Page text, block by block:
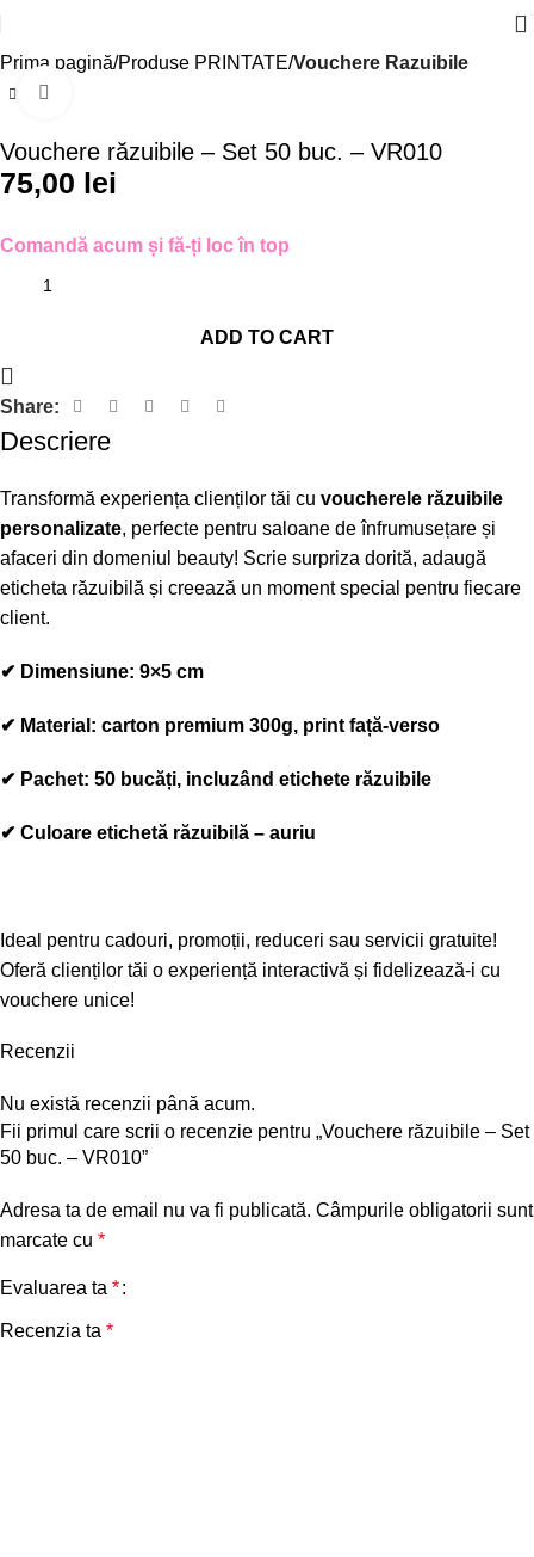
Prima pagină Produse PRINTATE Vouchere Razuibile
Vouchere răzuibile – Set 50 buc. – VR010
75,00 lei
Comandă acum și fă-ți loc în top
ADD TO CART
Share:
Descriere
Transformă experiența clienților tăi cu voucherele răzuibile
personalizate, perfecte pentru saloane de înfrumusețare și
afaceri din domeniul beauty! Scrie surpriza dorită, adaugă
eticheta răzuibilă și creează un moment special pentru fiecare
client.
✔ Dimensiune: 9×5 cm
✔ Material: carton premium 300g, print față-verso
✔ Pachet: 50 bucăți, incluzând etichete răzuibile
✔ Culoare etichetă răzuibilă – auriu
Ideal pentru cadouri, promoții, reduceri sau servicii gratuite!
Oferă clienților tăi o experiență interactivă și fidelizează-i cu
vouchere unice!
Recenzii
Nu există recenzii până acum.
Fii primul care scrii o recenzie pentru „Vouchere răzuibile – Set
50 buc. – VR010”
Adresa ta de email nu va fi publicată. Câmpurile obligatorii sunt
marcate cu *
Evaluarea ta *
Recenzia ta *